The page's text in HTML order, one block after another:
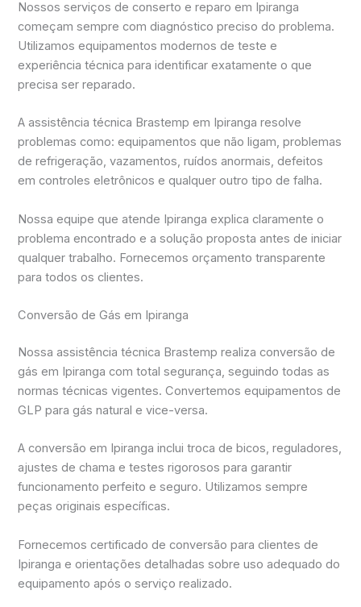
Nossos serviços de conserto e reparo em Ipiranga
começam sempre com diagnóstico preciso do problema.
Utilizamos equipamentos modernos de teste e
experiência técnica para identificar exatamente o que
precisa ser reparado.
A assistência técnica Brastemp em Ipiranga resolve
problemas como: equipamentos que não ligam, problemas
de refrigeração, vazamentos, ruídos anormais, defeitos
em controles eletrônicos e qualquer outro tipo de falha.
Nossa equipe que atende Ipiranga explica claramente o
problema encontrado e a solução proposta antes de iniciar
qualquer trabalho. Fornecemos orçamento transparente
para todos os clientes.
Conversão de Gás em Ipiranga
Nossa assistência técnica Brastemp realiza conversão de
gás em Ipiranga com total segurança, seguindo todas as
normas técnicas vigentes. Convertemos equipamentos de
GLP para gás natural e vice-versa.
A conversão em Ipiranga inclui troca de bicos, reguladores,
ajustes de chama e testes rigorosos para garantir
funcionamento perfeito e seguro. Utilizamos sempre
peças originais específicas.
Fornecemos certificado de conversão para clientes de
Ipiranga e orientações detalhadas sobre uso adequado do
equipamento após o serviço realizado.